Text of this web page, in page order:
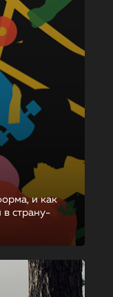
и как
в страну-